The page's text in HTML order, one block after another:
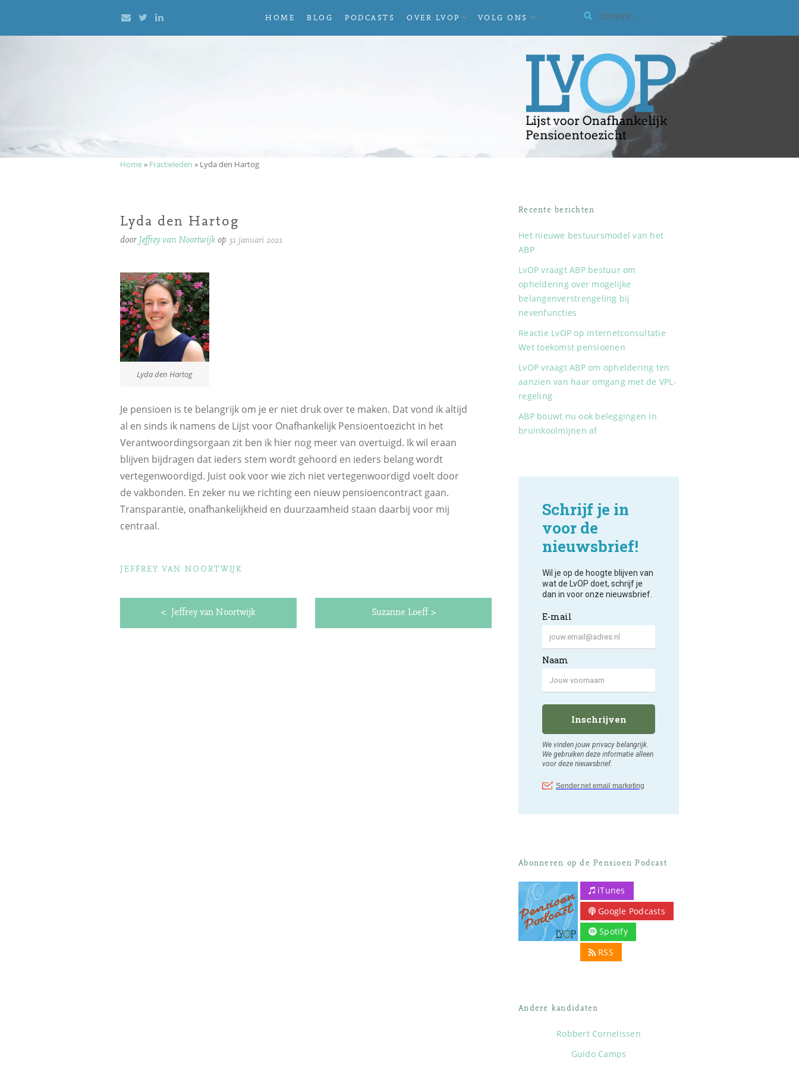
HOME BLOG PODCASTS OVER LVOP UITVOUWEN
VOLG ONS
UITVOUWEN
Zoeken:
Home» Fractieleden » Lyda den Hartog
Lyda den Hartog
door Jeffrey van Noortwijk op 31 januari 2021
Lyda den Hartog
Je pensioen is te belangrijk om je er niet druk over te maken. Dat vond ik altijd
al en sinds ik namens de Lijst voor Onafhankelijk Pensioentoezicht in het
Verantwoordingsorgaan zit ben ik hier nog meer van overtuigd. Ik wil eraan
blijven bijdragen dat ieders stem wordt gehoord en ieders belang wordt
vertegenwoordigd. Juist ook voor wie zich niet vertegenwoordigd voelt door
de vakbonden. En zeker nu we richting een nieuw pensioencontract gaan.
Transparantie, onafhankelijkheid en duurzaamheid staan daarbij voor mij
centraal.
JEFFREY VAN NOORTWIJK
Bericht
navigatie
Jeffrey van Noortwijk Suzanne Loeff
Recente berichten
Het nieuwe bestuursmodel van het
ABP
LvOP vraagt ABP bestuur om
opheldering over mogelijke
belangenverstrengeling bij
nevenfuncties
Reactie LvOP op internetconsultatie
Wet toekomst pensioenen
LvOP vraagt ABP om opheldering ten
aanzien van haar omgang met de VPL-
regeling
ABP bouwt nu ook beleggingen in
bruinkoolmijnen af
Abonneren op de Pensioen Podcast
iTunes
Google Podcasts
Spotify
RSS
Andere kandidaten
Robbert Cornelissen
Guido Camps